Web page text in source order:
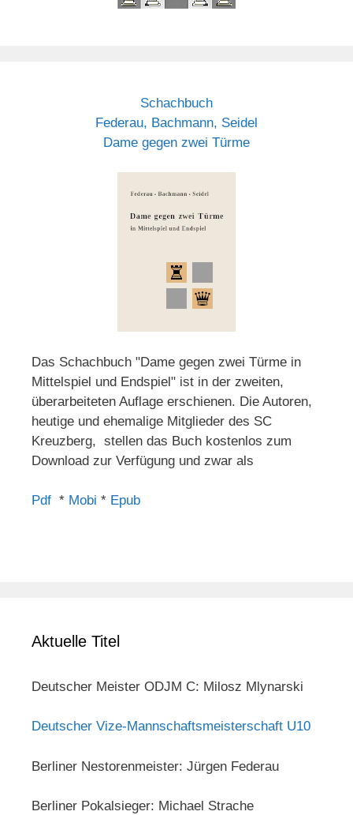
Schachbuch
Federau, Bachmann, Seidel
Dame gegen zwei Türme
Das Schachbuch "Dame gegen zwei Türme in
Mittelspiel und Endspiel" ist in der zweiten,
überarbeiteten Auflage erschienen. Die Autoren,
heutige und ehemalige Mitglieder des SC
Kreuzberg, stellen das Buch kostenlos zum
Download zur Verfügung und zwar als
Pdf * Mobi * Epub
Aktuelle Titel
Deutscher Meister ODJM C: Milosz Mlynarski
Deutscher Vize-Mannschaftsmeisterschaft U10
Berliner Nestorenmeister: Jürgen Federau
Berliner Pokalsieger: Michael Strache